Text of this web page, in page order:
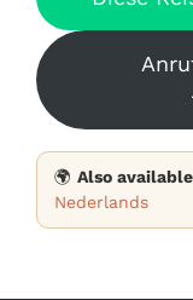
🌍 Also
Nederlands